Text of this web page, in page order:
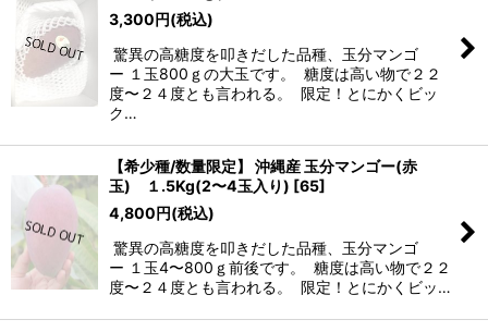
3,300円(税込)
驚異の高糖度を叩きだした品種、玉分マンゴ
ー １玉800ｇの大玉です。 糖度は高い物で２２
度〜２４度とも言われる。 限定！とにかくビッ
ク…
【希少種/数量限定】 沖縄産 玉分マンゴー(赤
玉) １.5Kg(2〜4玉入り) [65]
4,800円(税込)
驚異の高糖度を叩きだした品種、玉分マンゴ
ー １玉4〜800ｇ前後です。 糖度は高い物で２２
度〜２４度とも言われる。 限定！とにかくビッ…